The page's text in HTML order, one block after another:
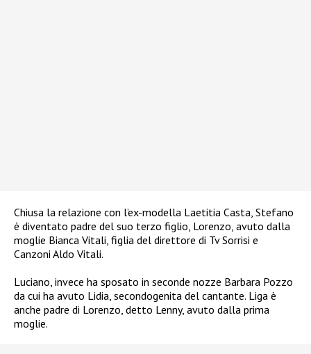
Chiusa la relazione con l’ex-modella Laetitia Casta, Stefano
è diventato padre del suo terzo figlio, Lorenzo, avuto dalla
moglie Bianca Vitali, figlia del direttore di Tv Sorrisi e
Canzoni Aldo Vitali.
Luciano, invece ha sposato in seconde nozze Barbara Pozzo
da cui ha avuto Lidia, secondogenita del cantante. Liga è
anche padre di Lorenzo, detto Lenny, avuto dalla prima
moglie.